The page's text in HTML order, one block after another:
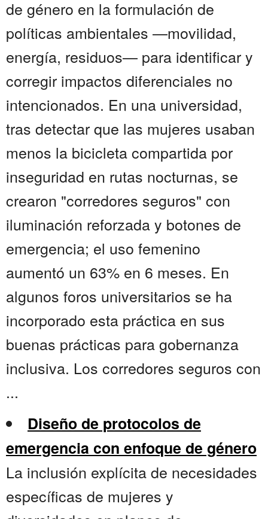
de género en la formulación de
políticas ambientales —movilidad,
energía, residuos— para identificar y
corregir impactos diferenciales no
intencionados. En una universidad,
tras detectar que las mujeres usaban
menos la bicicleta compartida por
inseguridad en rutas nocturnas, se
crearon "corredores seguros" con
iluminación reforzada y botones de
emergencia; el uso femenino
aumentó un 63% en 6 meses. En
algunos foros universitarios se ha
incorporado esta práctica en sus
buenas prácticas para gobernanza
inclusiva. Los corredores seguros con
...
Diseño de protocolos de
emergencia con enfoque de género
La inclusión explícita de necesidades
específicas de mujeres y